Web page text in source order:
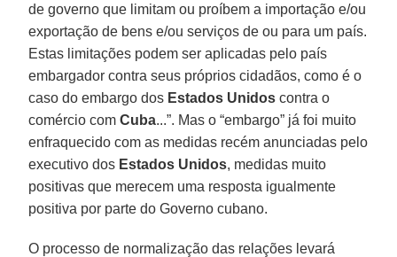
de governo que limitam ou proíbem a importação e/ou
exportação de bens e/ou serviços de ou para um país.
Estas limitações podem ser aplicadas pelo país
embargador contra seus próprios cidadãos, como é o
caso do embargo dos Estados Unidos contra o
comércio comCuba...”. Mas o “embargo” já foi muito
enfraquecido com as medidas recém anunciadas pelo
executivo dos Estados Unidos, medidas muito
positivas que merecem uma resposta igualmente
positiva por parte do Governo cubano.
O processo de normalização das relações levará